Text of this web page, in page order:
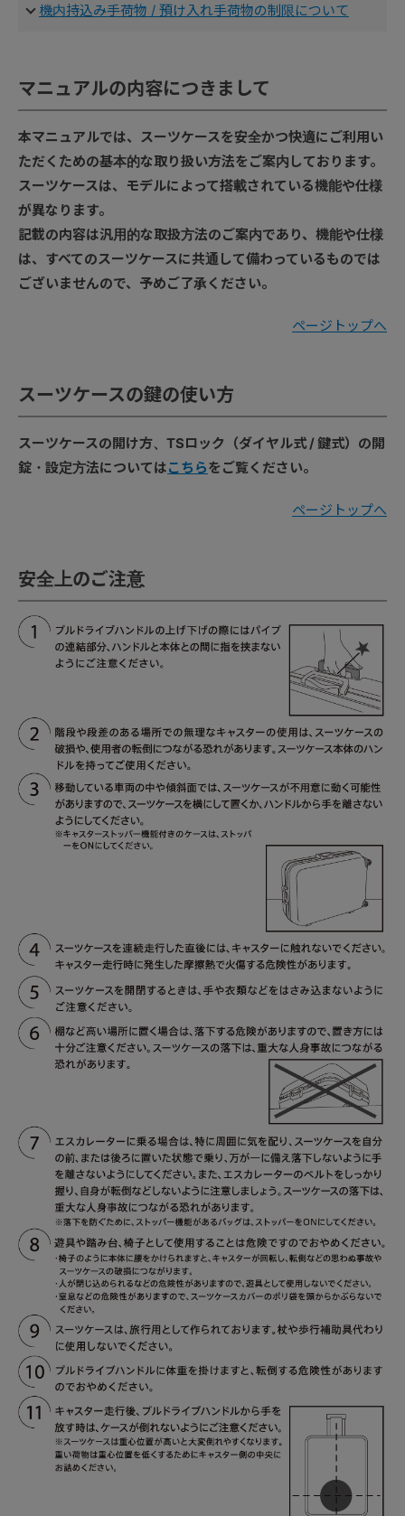
機内持込み手荷物 / 預け入れ手荷物の制限について
マニュアルの内容につきまして
本マニュアルでは、スーツケースを安全かつ快適にご利用い
ただくための基本的な取り扱い方法をご案内しております。
スーツケースは、モデルによって搭載されている機能や仕様
が異なります。
記載の内容は汎用的な取扱方法のご案内であり、機能や仕様
は、すべてのスーツケースに共通して備わっているものでは
ございませんので、予めご了承ください。
ページトップへ
スーツケースの鍵の使い方
スーツケースの開け方、TSロック（ダイヤル式 / 鍵式）の開
錠・設定方法についてはこちらをご覧ください。
ページトップへ
安全上のご注意